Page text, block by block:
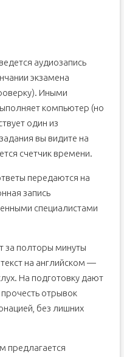
аудиозапись
экзамена
Иными
компьютер (но
один из
вы видите на
счетчик времени.
передаются на
запись
специалистами
за полторы минуты
на английском —
На подготовку дают
отрывок
без лишних
предлагается